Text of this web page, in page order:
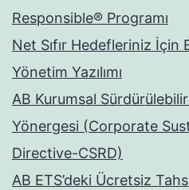
Responsible® Programı
Net Sıfır Hedefleriniz İçin
Yönetim Yazılımı
AB Kurumsal
Yönergesi (Corporate
Directive-CSRD)
AB ETS’deki Ücretsiz